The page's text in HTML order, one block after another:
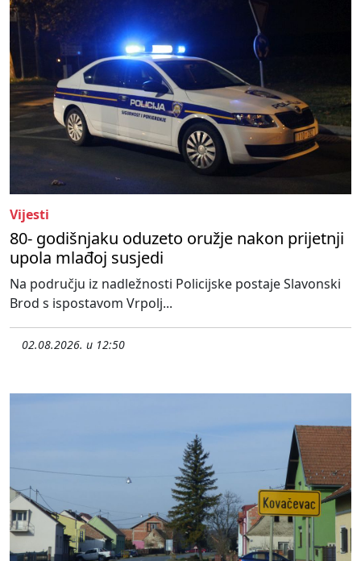
Vijesti
80- godišnjaku oduzeto oružje nakon prijetnji
upola mlađoj susjedi
Na području iz nadležnosti Policijske postaje Slavonski
Brod s ispostavom Vrpolj...
02.08.2026. u 12:50